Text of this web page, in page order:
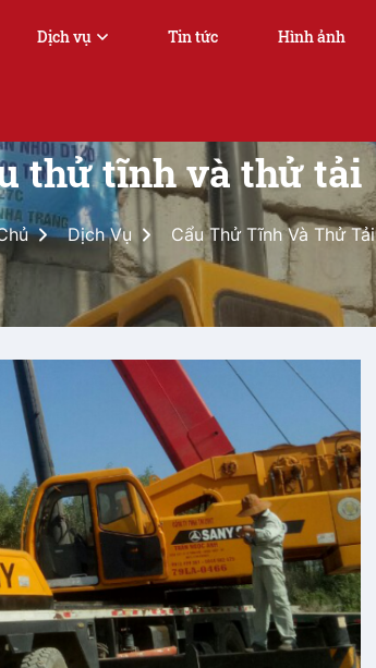
Dịch vụ Tin tức Hình ảnh
thử tĩnh và thử tải
Dịch Vụ Cẩu Thử Tĩnh Và Thử Tải